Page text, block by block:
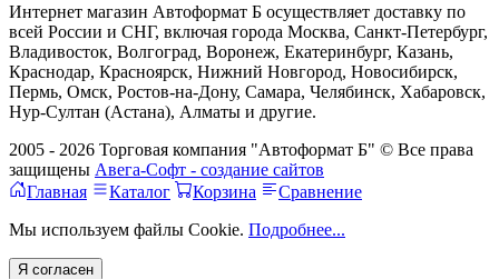
Интернет магазин Автоформат Б осуществляет доставку по
всей России и СНГ, включая города Москва, Санкт-Петербург,
Владивосток, Волгоград, Воронеж, Екатеринбург, Казань,
Краснодар, Красноярск, Нижний Новгород, Новосибирск,
Пермь, Омск, Ростов-на-Дону, Самара, Челябинск, Хабаровск,
Нур-Султан (Астана), Алматы и другие.
2005 - 2026 Торговая компания "Автоформат Б" © Все права
защищены Авега-Софт - создание сайтов
Главная
Каталог Корзина
Сравнение
Мы используем файлы Cookie. Подробнее...
Я согласен